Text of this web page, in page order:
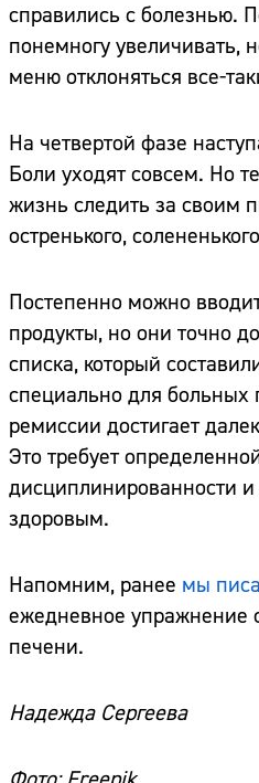
справились с болезнью.
понемногу увеличивать,
меню отклоняться все-
На четвертой фазе
Боли уходят совсем. Но
жизнь следить за своим
остренького,
Постепенно можно
продукты, но они точно
списка, который
специально для больных
ремиссии достигает
Это требует
дисциплинированности
здоровым.
Напомним, ранее мы
ежедневное упражнение
печени.
Надежда Сергеева